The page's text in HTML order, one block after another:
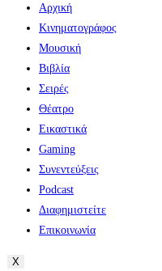
Αρχική
Κινηματογράφος
Μουσική
Βιβλία
Σειρές
Θέατρο
Εικαστικά
Gaming
Συνεντεύξεις
Podcast
Διαφημιστείτε
Επικοινωνία
X